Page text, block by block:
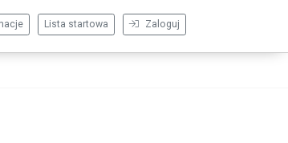
Zaloguj
Lista startowa